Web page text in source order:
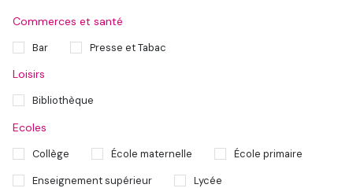
Commerces et santé
Bar Presse et Tabac
Loisirs
Bibliothèque
Ecoles
Collège École maternelle École primaire
Enseignement supérieur Lycée